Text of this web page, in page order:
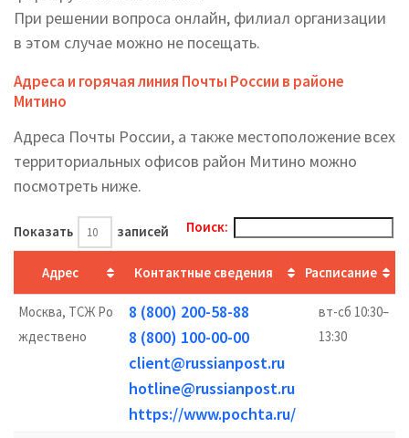
При решении вопроса онлайн, филиал организации
в этом случае можно не посещать.
Адреса и горячая линия Почты России в районе
Митино
Адреса Почты России, а также местоположение всех
территориальных офисов район Митино можно
посмотреть ниже.
Показать записей Поиск:
Адрес Контактные сведения Расписание
Москва, ТСЖ Ро
ждествено
8 (800) 200-58-88
8 (800) 100-00-00
client@russianpost.ru
hotline@russianpost.ru
https://www.pochta.ru/
вт-сб 10:30–
13:30